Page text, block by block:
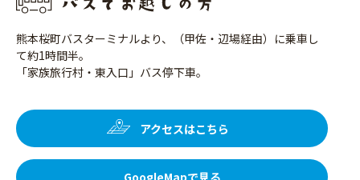
熊本桜町バスターミナルより、（甲佐・辺場経由）に乗車し
て約1時間半。
「家族旅行村・東入口」バス停下車。
アクセスはこちら